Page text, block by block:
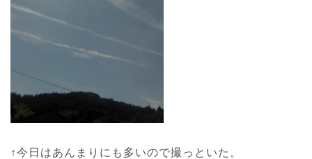
↑今日はあんまりにも多いので撮っといた。